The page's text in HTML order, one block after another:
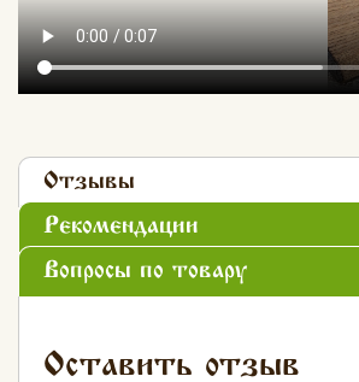
Отзывы
Рекомендации
Вопросы по товару
Оставить отзыв